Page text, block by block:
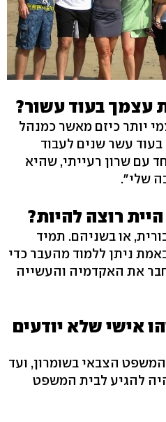
עצמך בעוד עשור?
יותר כיזם מאשר כמנהל
עשר שנים לעבוד
עם שרון רעייתי, שהיא
שלי".
רוצה להיות?
או בשניהם. תמיד
ניתן ללמוד מהעבר כדי
את האקדמיה והעשייה
אישי שלא יודעים
בית המשפט הצבאי בשומרון, ועד
להגיע לבית המשפט